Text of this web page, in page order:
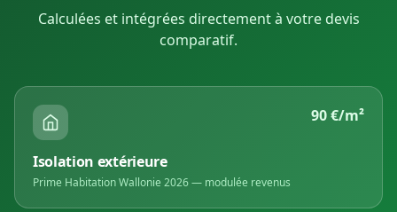
Calculées et intégrées directement à votre devis
comparatif.
90 €/m²
Isolation extérieure
Prime Habitation Wallonie 2026 — modulée revenus